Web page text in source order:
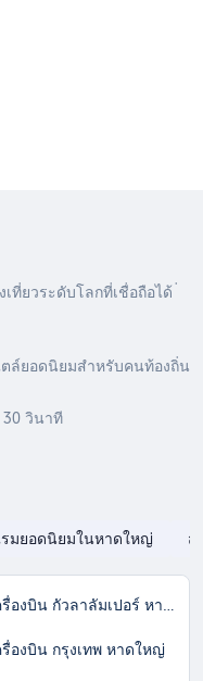
ที่ยวระดับโลกที่เชื่อถือได้
ล์ยอดนิยมสำหรับคนท้องถิ่น
30 วินาที
รมยอดนิยมในหาดใหญ่ ส
รื่องบิน กรุงเทพ หาดใหญ่